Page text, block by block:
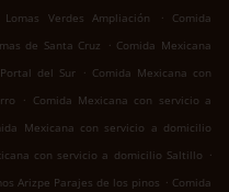
Verdes Ampliación
.
Comida
de Santa Cruz
. Comida Mexicana
del Sur . Comida Mexicana con
. Comida Mexicana con servicio a
Mexicana con servicio a domicilio
con servicio a domicilio Saltillo .
Arizpe Parajes de los pinos . Comida